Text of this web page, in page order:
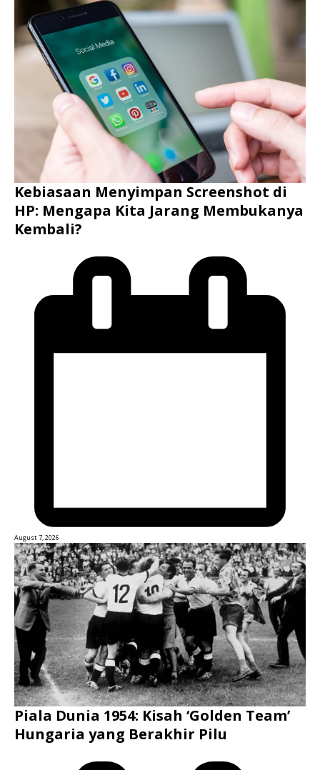
Kebiasaan Menyimpan Screenshot di
HP: Mengapa Kita Jarang Membukanya
Kembali?
August 7, 2026
Piala Dunia 1954: Kisah ‘Golden Team’
Hungaria yang Berakhir Pilu